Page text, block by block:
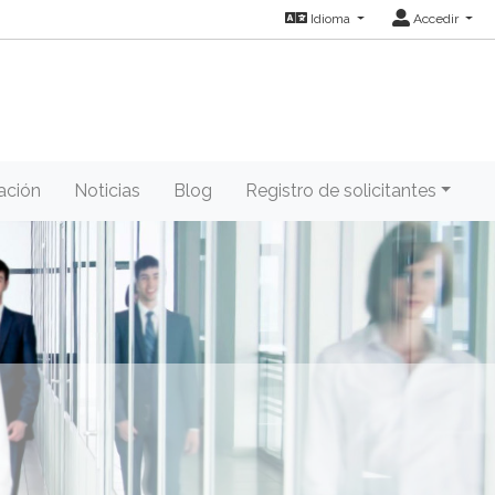
Idioma Accedir
Noticias Blog Registro de solicitantes